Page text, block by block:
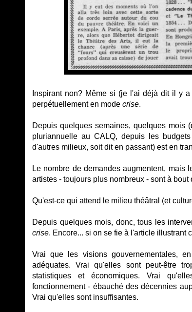
Inspirant non? Même si (je l'ai déjà dit il y
perpétuellement en mode crise.
Depuis quelques semaines, quelques mois
pluriannuelle au CALQ, depuis les
d'autres milieux, soit dit en passant) est en
Le nombre de demandes augmentent,
artistes - toujours plus nombreux - sont à bout
Qu'est-ce qui attend le milieu théâtral (et
Depuis quelques mois, donc, tous les
crise. Encore... si on se fie à l'article illustrant
Vrai que les visions gouvernementales,
adéquates. Vrai qu'elles sont peut-être
statistiques et économiques. Vrai
fonctionnement - ébauché des décennies
Vrai qu'elles sont insuffisantes.